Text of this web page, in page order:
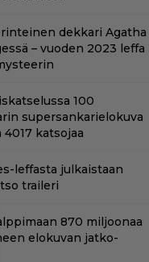
dekkari Agatha
– vuoden 2023 leffa
100
supersankarielokuva
4017 katsojaa
leffasta julkaistaan
traileri
870 miljoonaa
elokuvan jatko-